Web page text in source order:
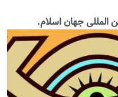
المللی جهان اسلام.